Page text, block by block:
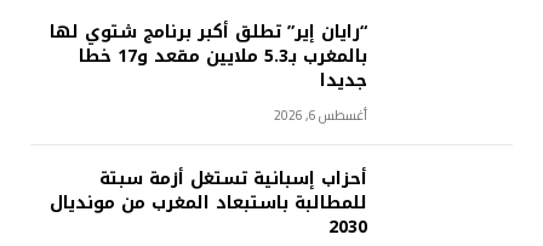
“رايان إير” تطلق أكبر برنامج شتوي لها
بالمغرب بـ5.3 ملايين مقعد و17 خطا
جديدا
أغسطس 6, 2026
أحزاب إسبانية تستغل أزمة سبتة
للمطالبة باستبعاد المغرب من مونديال
2030